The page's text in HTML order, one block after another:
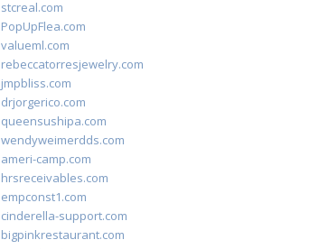
stcreal.com
PopUpFlea.com
valueml.com
rebeccatorresjewelry.com
jmpbliss.com
drjorgerico.com
queensushipa.com
wendyweimerdds.com
ameri-camp.com
hrsreceivables.com
empconst1.com
cinderella-support.com
bigpinkrestaurant.com